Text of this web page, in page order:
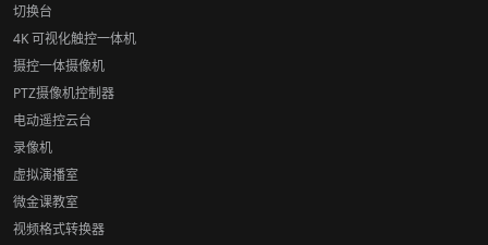
切换台
4K 可视化触控一体机
摄控一体摄像机
PTZ摄像机控制器
电动遥控云台
录像机
虚拟演播室
微金课教室
视频格式转换器